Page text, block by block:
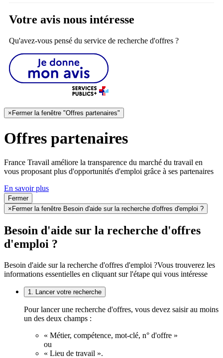
Votre avis nous intéresse
Qu'avez-vous pensé du service de recherche d'offres ?
× Fermer la fenêtre "Offres partenaires"
Offres partenaires
France Travail améliore la transparence du marché du travail en
vous proposant plus d'opportunités d'emploi grâce à ses partenaires
En savoir plus
Fermer
× Fermer la fenêtre Besoin d'aide sur la recherche d'offres d'emploi ?
Besoin d'aide sur la recherche d'offres
d'emploi ?
Besoin d'aide sur la recherche d'offres d'emploi ?Vous trouverez les
informations essentielles en cliquant sur l'étape qui vous intéresse
1. Lancer votre recherche
Pour lancer une recherche d'offres, vous devez saisir au moins
un des deux champs :
« Métier, compétence, mot-clé, n° d'offre »
ou
« Lieu de travail ».